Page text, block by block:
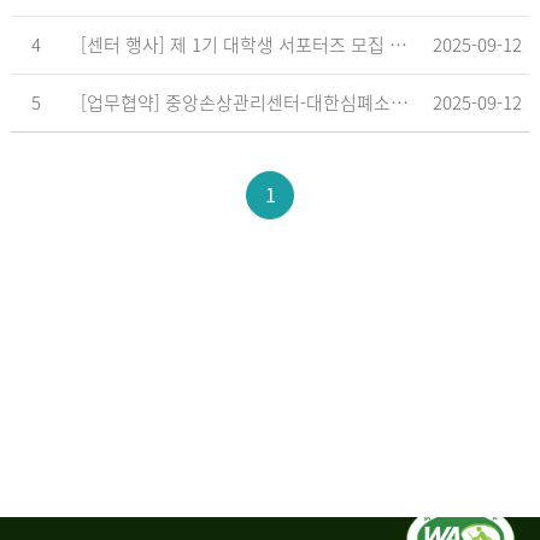
4 [센터 행사] 제 1기 대학생 서포터즈 모집 공고 2025-09-12
5 [업무협약] 중앙손상관리센터-대한심폐소생협회, 학교현장 CPR 교육 확대 위한 업무협약 체결 2025-09-12
1